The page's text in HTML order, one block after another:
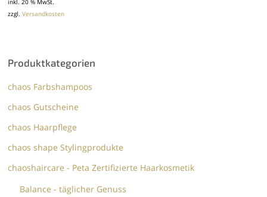
inkl. 20 % MwSt.
zzgl.Versandkosten
Produktkategorien
chaos Farbshampoos
chaos Gutscheine
chaos Haarpflege
chaos shape Stylingprodukte
chaoshaircare - Peta Zertifizierte Haarkosmetik
Balance - täglicher Genuss